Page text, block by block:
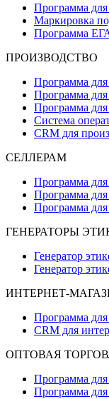
Программа
Маркировка
Программа
ПРОИЗВОДСТВО
Программа для
Программа
Программа для
Система
CRM для
СЕЛЛЕРАМ
Программа для
Программа для
Программа
ГЕНЕРАТОРЫ
Генератор
Генератор
ИНТЕРНЕТ-
Программа для
CRM для
ОПТОВАЯ
Программа
Программа для